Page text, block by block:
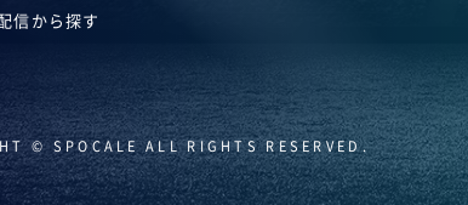
信から探す
© SPOCALE ALL RIGHTS RESERVED.